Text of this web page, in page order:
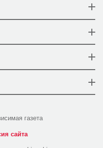
газета
сайта